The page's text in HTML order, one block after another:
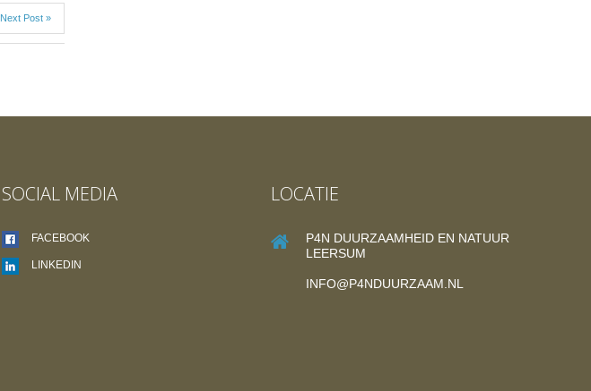
Next Post »
SOCIAL MEDIA
FACEBOOK
LINKEDIN
LOCATIE
P4N DUURZAAMHEID EN NATUUR
LEERSUM
INFO@P4NDUURZAAM.NL